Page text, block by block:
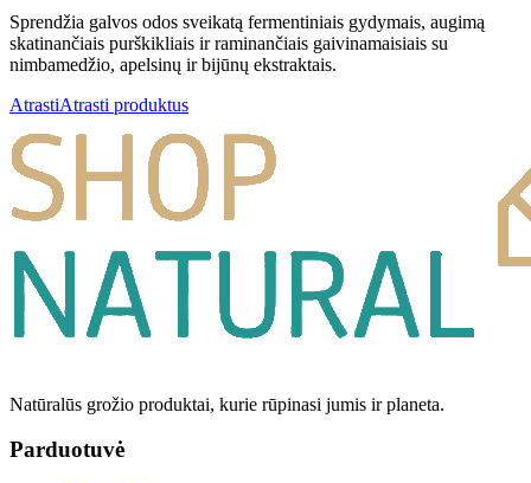
Sprendžia galvos odos sveikatą fermentiniais gydymais, augimą
skatinančiais purškikliais ir raminančiais gaivinamaisiais su
nimbamedžio, apelsinų ir bijūnų ekstraktais.
AtrastiAtrasti produktus
Natūralūs grožio produktai, kurie rūpinasi jumis ir planeta.
Parduotuvė